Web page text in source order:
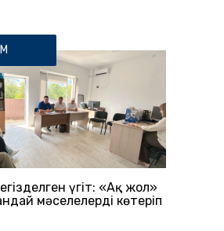
үгіт: «Ақ жол»
мәселелерді көтеріп